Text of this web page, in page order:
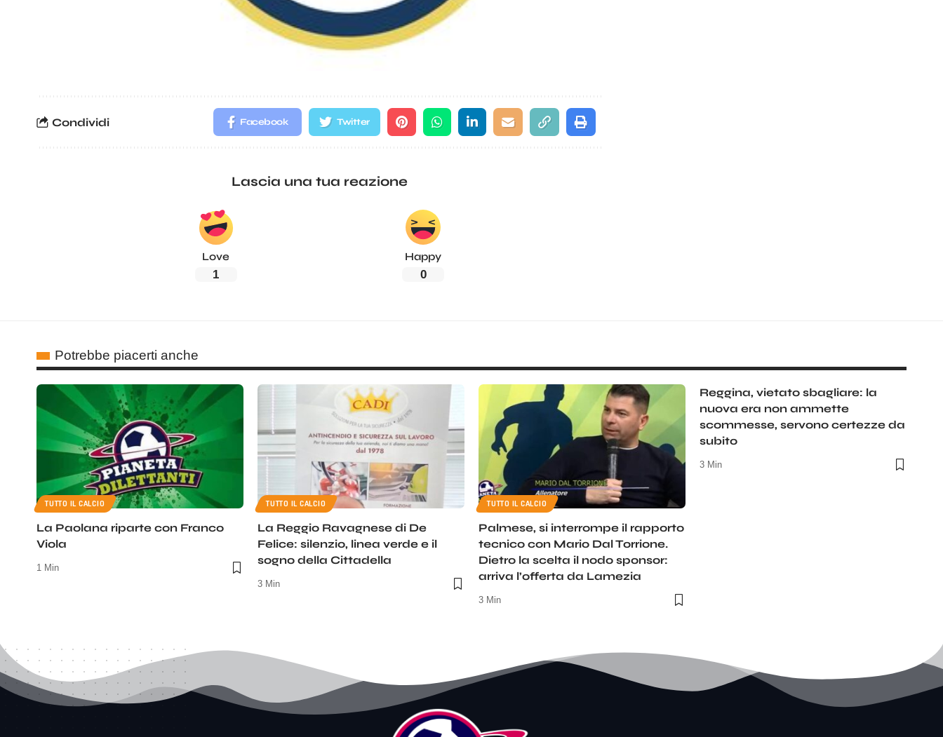
Condividi Facebook Twitter
Lascia una tua reazione
Love
1
Happy
0
Potrebbe piacerti anche
TUTTO IL CALCIO
La Paolana riparte con Franco
Viola
1 Min
TUTTO IL CALCIO
La Reggio Ravagnese di De
Felice: silenzio, linea verde e il
sogno della Cittadella
3 Min
TUTTO IL CALCIO
Palmese, si interrompe il rapporto
tecnico con Mario Dal Torrione.
Dietro la scelta il nodo sponsor:
arriva l’offerta da Lamezia
3 Min
Reggina, vietato sbagliare: la
nuova era non ammette
scommesse, servono certezze da
subito
3 Min